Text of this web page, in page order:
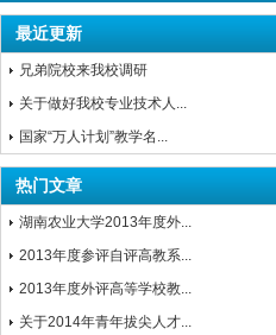
最近更新
兄弟院校来我校调研
关于做好我校专业技术人...
国家“万人计划”教学名...
热门文章
湖南农业大学2013年度外...
2013年度参评自评高教系...
2013年度外评高等学校教...
关于2014年青年拔尖人才...